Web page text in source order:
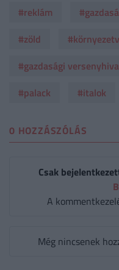
#reklám
#zöld
#gazdasági
#palack
#italok
0 HOZZÁSZÓLÁS
Csak
A
Még nincsenek